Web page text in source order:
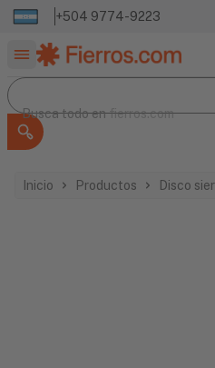
+504 9774-9223
Buscar productos
Busca todo en
Busca todo enfierros.com
Inicio Productos Disco